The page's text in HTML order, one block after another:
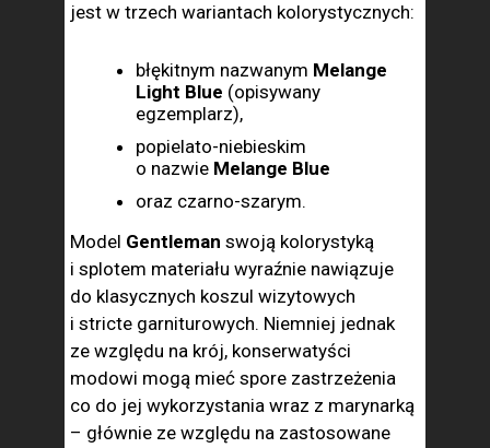
jest w trzech wariantach kolorystycznych:
błękitnym nazwanym Melange
Light Blue (opisywany
egzemplarz),
popielato-niebieskim
o nazwie Melange Blue
oraz czarno-szarym.
Model Gentleman swoją kolorystyką
i splotem materiału wyraźnie nawiązuje
do klasycznych koszul wizytowych
i stricte garniturowych. Niemniej jednak
ze względu na krój, konserwatyści
modowi mogą mieć spore zastrzeżenia
co do jej wykorzystania wraz z marynarką
– głównie ze względu na zastosowane